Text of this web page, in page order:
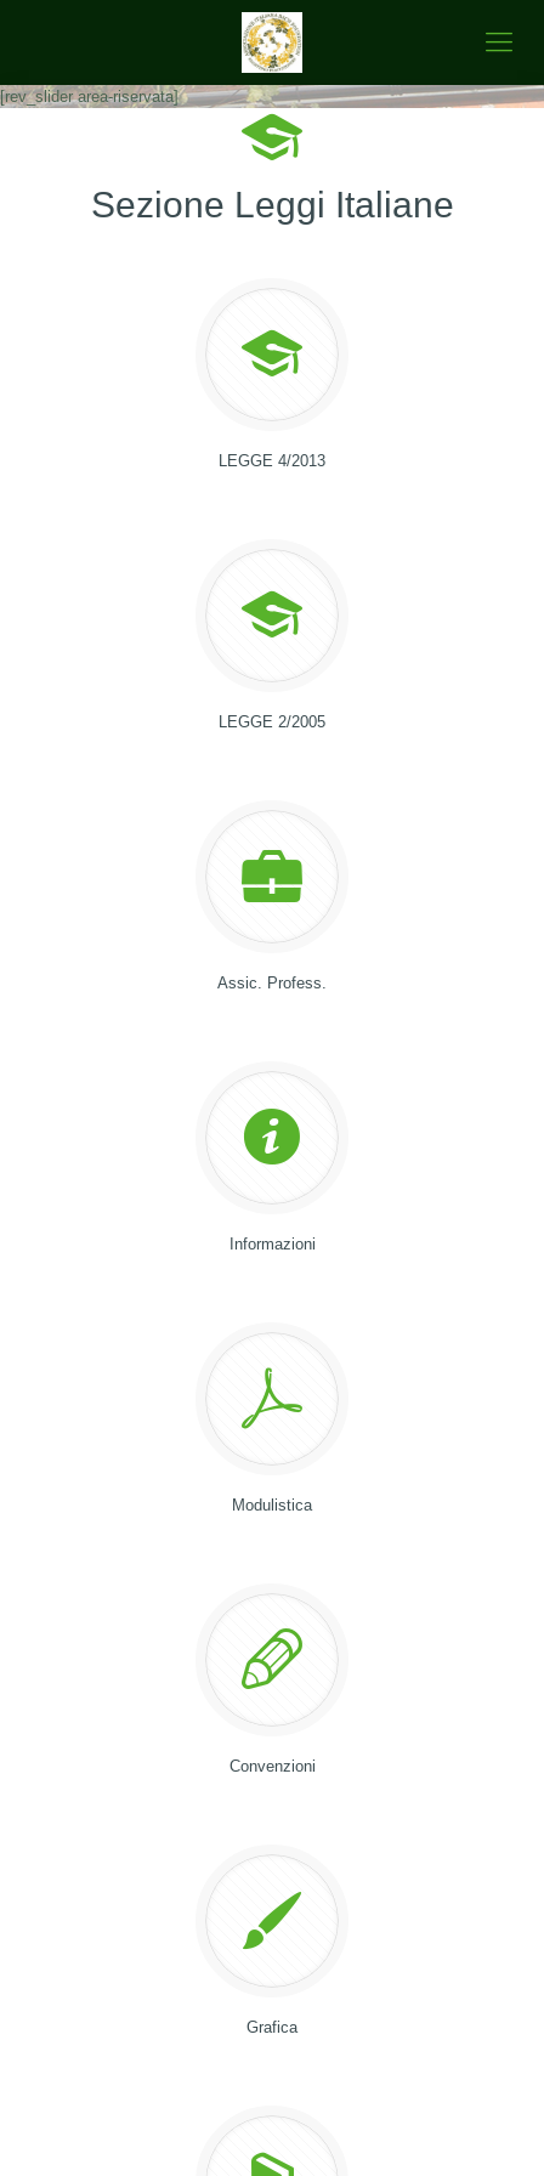
[rev_slider area-riservata]
Sezione Leggi Italiane
LEGGE 4/2013
LEGGE 2/2005
Assic. Profess.
Informazioni
Modulistica
Convenzioni
Grafica